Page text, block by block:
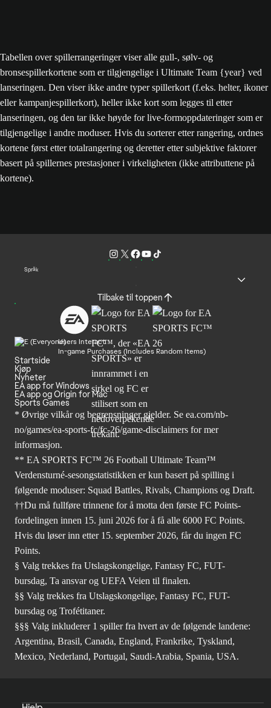
Tabellen over spillerrangeringer viser alle gull-, sølv- og
bronsespillerkortene som er tilgjengelige i Ultimate Team {year} ved
lanseringen. Den viser ikke andre typer spillerkort (f.eks. helter, ikoner
eller kampanjespillerkort), heller ikke kort som legges til etter
lanseringen, og den tar ikke høyde for live-formoppdateringer som er
tilgjengelige i andre moduser. Hvis du sorterer etter rangering, ordnes
kortene først etter totalrangering og deretter etter subjektive faktorer
basert på spillernes prestasjoner i virkeligheten (ikke attributtene på
kortene).
Språk
Tilbake til toppen
Users Interact
In-game Purchases (Includes Random Items)
Startside
Kjøp
Nyheter
EA app for Windows
EA app og Origin for Mac
Sports Games
* Øvrige vilkår og begrensninger gjelder. Se ea.com/nb-
no/games/ea-sports-fc/fc-26/game-disclaimers for mer
informasjon.
** EA SPORTS FC™ 26 Football Ultimate Team™
Verdensturné-sesongstatistikken er kun basert på spilling i
følgende moduser: Squad Battles, Rivals, Champions og Draft.
††Du må fullføre trinnene for å motta den første FC Points-
fordelingen innen 15. juni 2026 for å få alle 6000 FC Points.
Hvis du løser inn etter 15. september 2026, får du ingen FC
Points.
§ Valg trekkes fra Utslagskongelige, Fantasy FC, FUT-
bursdag, Ta ansvar og UEFA Veien til finalen.
§§ Valg trekkes fra Utslagskongelige, Fantasy FC, FUT-
bursdag og Trofétitaner.
§§§ Valg inkluderer 1 spiller fra hvert av de følgende landene:
Argentina, Brasil, Canada, England, Frankrike, Tyskland,
Mexico, Nederland, Portugal, Saudi-Arabia, Spania, USA.